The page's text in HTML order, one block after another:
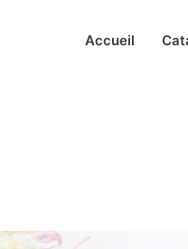
Accueil